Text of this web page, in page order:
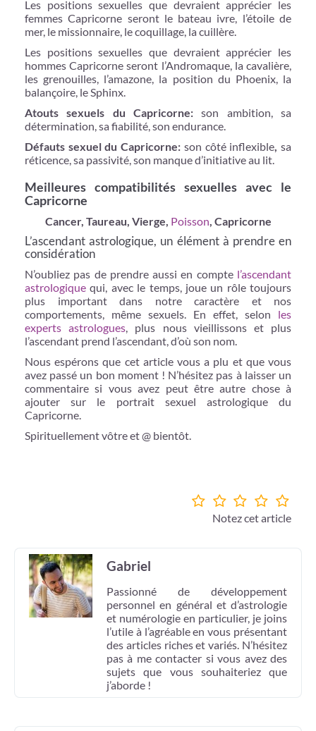
Les positions sexuelles que devraient apprécier les
femmes Capricorne seront le bateau ivre, l’étoile de
mer, le missionnaire, le coquillage, la cuillère.
Les positions sexuelles que devraient apprécier les
hommes Capricorne seront l’Andromaque, la cavalière,
les grenouilles, l’amazone, la position du Phoenix, la
balançoire, le Sphinx.
Atouts sexuels du Capricorne:son ambition, sa
détermination, sa fiabilité, son endurance.
Défauts sexuel du Capricorne: son côté inflexible ,sa
réticence, sa passivité, son manque d’initiative au lit.
Meilleures compatibilités sexuelles avec le
Capricorne
Cancer, Taureau, Vierge, Poisson , Capricorne
L’ascendant astrologique, un élément à prendre en
considération
N’oubliez pas de prendre aussi en compte l’ascendant
astrologique qui, avec le temps, joue un rôle toujours
plus important dans notre caractère et nos
comportements, même sexuels. En effet, selon les
experts astrologues , plus nous vieillissons et plus
l’ascendant prend l’ascendant, d’où son nom.
Nous espérons que cet article vous a plu et que vous
avez passé un bon moment ! N’hésitez pas à laisser un
commentaire si vous avez peut être autre chose à
ajouter sur le portrait sexuel astrologique du
Capricorne.
Spirituellement vôtre et @ bientôt.
Notez cet article
Gabriel
Passionné de développement
personnel en général et d’astrologie
et numérologie en particulier, je joins
l’utile à l’agréable en vous présentant
des articles riches et variés. N’hésitez
pas à me contacter si vous avez des
sujets que vous souhaiteriez que
j’aborde !